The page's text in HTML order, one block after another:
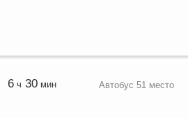
6ч 30мин Автобус 51 место